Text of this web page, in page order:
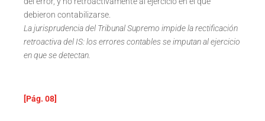
debieron contabilizarse.
La jurisprudencia del Tribunal Supremo impide la rectificación
retroactiva del IS: los errores contables se imputan al ejercicio
en que se detectan.
[Pág. 08]